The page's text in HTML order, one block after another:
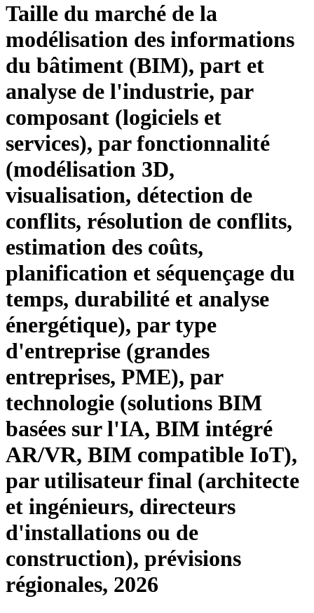
Taille du marché de la
modélisation des informations
du bâtiment (BIM), part et
analyse de l'industrie, par
composant (logiciels et
services), par fonctionnalité
(modélisation 3D,
visualisation, détection de
conflits, résolution de conflits,
estimation des coûts,
planification et séquençage du
temps, durabilité et analyse
énergétique), par type
d'entreprise (grandes
entreprises, PME), par
technologie (solutions BIM
basées sur l'IA, BIM intégré
AR/VR, BIM compatible IoT),
par utilisateur final (architecte
et ingénieurs, directeurs
d'installations ou de
construction), prévisions
régionales, 2026